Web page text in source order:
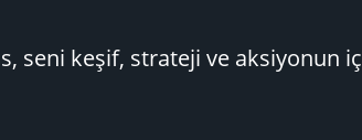
seni keşif, strateji ve aksiyonun iç